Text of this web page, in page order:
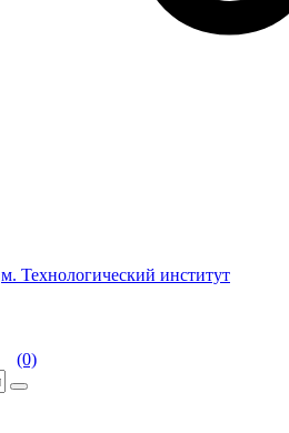
м. Технологический институт
(0)